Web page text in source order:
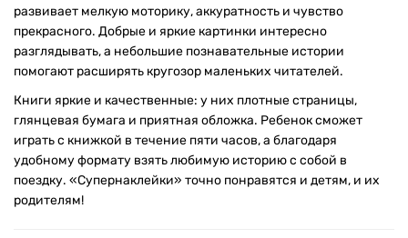
развивает мелкую моторику, аккуратность и чувство
прекрасного. Добрые и яркие картинки интересно
разглядывать, а небольшие познавательные истории
помогают расширять кругозор маленьких читателей.
Книги яркие и качественные: у них плотные страницы,
глянцевая бумага и приятная обложка. Ребенок сможет
играть с книжкой в течение пяти часов, а благодаря
удобному формату взять любимую историю с собой в
поездку. «Супернаклейки» точно понравятся и детям, и их
родителям!